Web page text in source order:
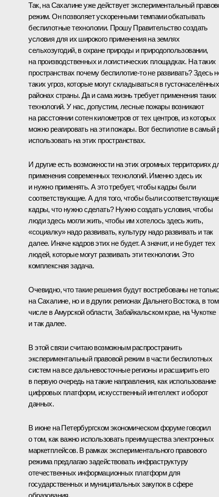
Так, на Сахалине уже действует экспериментальный
режим. Он позволяет ускоренными темпами обкатывать
беспилотные технологии. Прошу Правительство создать
условия для их широкого применения на землях
сельхозугодий, в охране природы и природопользовании,
на производственных и логистических площадках. На таких
пространствах почему беспилотие-то не развивать? Здесь
таких угроз, которые могут складываться в густонаселённых
районах страны. Да и сама жизнь требует применения таких
технологий. У нас, допустим, лесные пожары возникают
на расстоянии сотен километров от тех центров, из которых
можно реагировать на эти пожары. Вот беспилотие в самый
использовать на этих пространствах.
И другие есть возможности на этих огромных территориях
применения современных технологий. Именно здесь их
и нужно применять. А это требует, чтобы кадры были
соответствующие. А для того, чтобы были
кадры, что нужно сделать? Нужно создать условия, чтобы
люди здесь могли жить, чтобы им хотелось здесь жить,
«социалку» надо развивать, культуру надо развивать и так
далее. Иначе кадров этих не будет. А значит, и не будет тех
людей, которые могут развивать эти технологии. Это
комплексная задача.
Очевидно, что такие решения будут востребованы не
на Сахалине, но и в других регионах Дальнего Востока, в том
числе в Амурской области, Забайкальском крае, на Чукотке
и так далее.
В этой связи считаю возможным распространить
экспериментальный правовой режим в части беспилотных
систем на все дальневосточные регионы и расширить его
в первую очередь на такие направления, как использование
цифровых платформ, искусственный интеллект и оборот
данных.
В июне на Петербургском экономическом форуме говорил
о том, как важно использовать преимущества электронных
маркетплейсов. В рамках экспериментального правового
режима предлагаю задействовать инфраструктуру
отечественных информационных платформ для
государственных и муниципальных закупок в сфере
образования.